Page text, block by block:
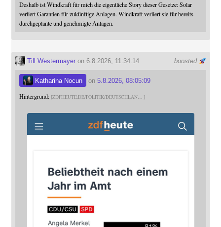
Deshalb ist Windkraft für mich die eigentliche Story dieser Gesetze: Solar
verliert Garantien für zukünftige Anlagen. Windkraft verliert sie für bereits
durchgeplante und genehmigte Anlagen.
boosted
Till Westermayeron 6.8.2026, 11:34:14
Katharina Nocun on 5.8.2026, 08:05:09
Hintergrund: ZDFHEUTE.DE/POLITIK/DEUTSCHLAN